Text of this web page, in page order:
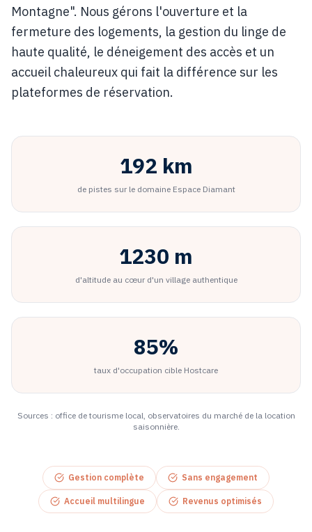
Montagne". Nous gérons l'ouverture et la
fermeture des logements, la gestion du linge de
haute qualité, le déneigement des accès et un
accueil chaleureux qui fait la différence sur les
plateformes de réservation.
192 km
de pistes sur le domaine Espace Diamant
1230 m
d'altitude au cœur d'un village authentique
85%
taux d'occupation cible Hostcare
Sources : office de tourisme local, observatoires du marché de la location
saisonnière.
Gestion complète Sans engagement
Accueil multilingue Revenus optimisés